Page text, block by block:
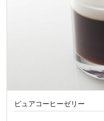
ピュアコーヒーゼリー